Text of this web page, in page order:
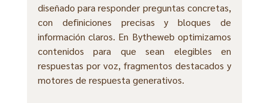
diseñado para responder preguntas concretas,
con definiciones precisas y bloques de
información claros. En Bytheweb optimizamos
contenidos para que sean elegibles en
respuestas por voz, fragmentos destacados y
motores de respuesta generativos.